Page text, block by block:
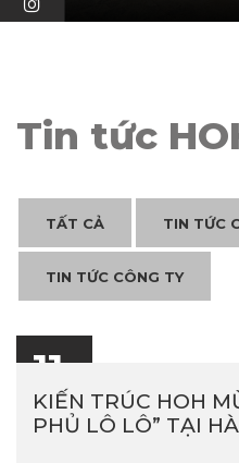
Tin tức
TẤT CẢ TIN TỨC
TIN TỨC CÔNG TY
11
05-2026
KIẾN TRÚC HOH
PHỦ LÔ LÔ” TẠI